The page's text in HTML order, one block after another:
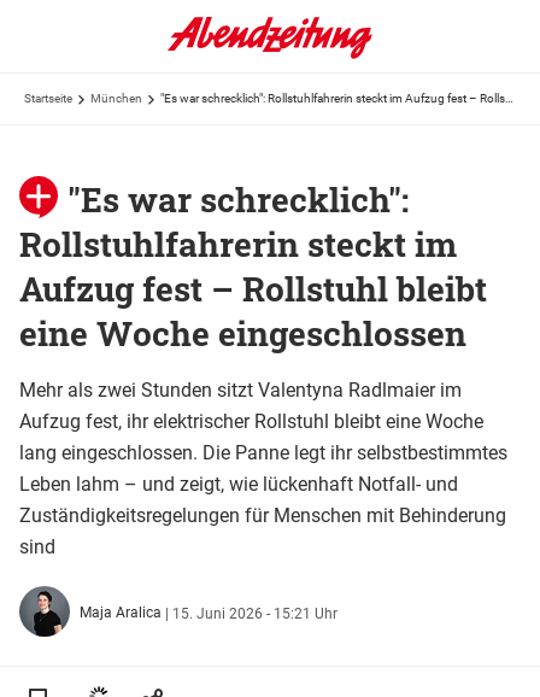
Startseite München
"Es war schrecklich":
Rollstuhlfahrerin steckt im
Aufzug fest – Rollstuhl bleibt
eine Woche eingeschlossen
Mehr als zwei Stunden sitzt Valentyna Radlmaier im
Aufzug fest, ihr elektrischer Rollstuhl bleibt eine Woche
lang eingeschlossen. Die Panne legt ihr selbstbestimmtes
Leben lahm – und zeigt, wie lückenhaft Notfall- und
Zuständigkeitsregelungen für Menschen mit Behinderung
sind
Maja Aralica | 15. Juni 2026 - 15:21 Uhr